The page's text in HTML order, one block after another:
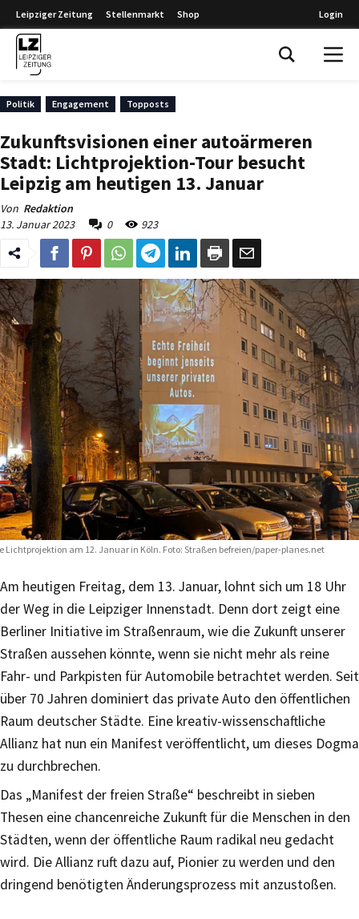
Leipziger Zeitung Stellenmarkt Shop Login
Politik Engagement Topposts
Zukunftsvisionen einer autoärmeren
Stadt: Lichtprojektion-Tour besucht
Leipzig am heutigen 13. Januar
Von Redaktion
13. Januar 2023
0 923
Lichtprojektion am 12. Januar in Köln. Foto: Straßen befreien/paper-planes.net
Am heutigen Freitag, dem 13. Januar, lohnt sich um 18 Uhr
der Weg in die Leipziger Innenstadt. Denn dort zeigt eine
Berliner Initiative im Straßenraum, wie die Zukunft unserer
Straßen aussehen könnte, wenn sie nicht mehr als reine
Fahr- und Parkpisten für Automobile betrachtet werden. Seit
über 70 Jahren dominiert das private Auto den öffentlichen
Raum deutscher Städte. Eine kreativ-wissenschaftliche
Allianz hat nun ein Manifest veröffentlicht, um dieses Dogma
zu durchbrechen.
Das „Manifest der freien Straße“ beschreibt in sieben
Thesen eine chancenreiche Zukunft für die Menschen in den
Städten, wenn der öffentliche Raum radikal neu gedacht
wird. Die Allianz ruft dazu auf, Pionier zu werden und den
dringend benötigten Änderungsprozess mit anzustoßen.